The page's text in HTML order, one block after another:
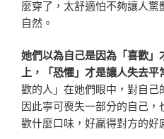
麼穿了，太舒適怕不夠讓人
自然。
她們以為自己是因為「喜歡
上，「恐懼」才是讓人失去平
歡的人」在她們眼中，對自己
因此寧可喪失一部分的自己
歡什麼口味，好贏得對方的好